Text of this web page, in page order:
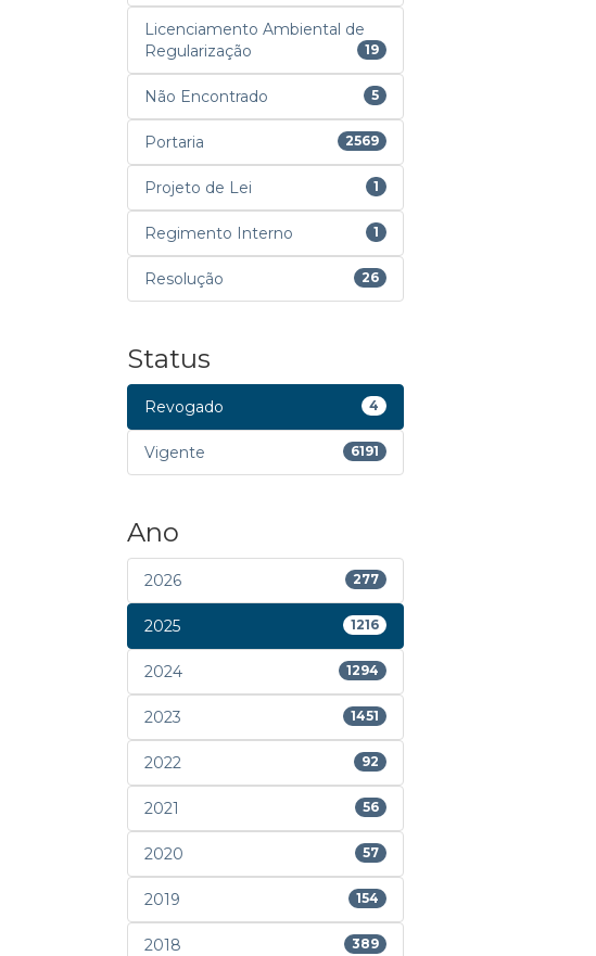
Licenciamento Ambiental de
Regularização
19
Não Encontrado 5
Portaria 2569
Projeto de Lei 1
Regimento Interno 1
Resolução 26
Status
Revogado 4
Vigente 6191
Ano
2026 277
2025 1216
2024 1294
2023 1451
2022 92
2021 56
2020 57
2019 154
2018 389